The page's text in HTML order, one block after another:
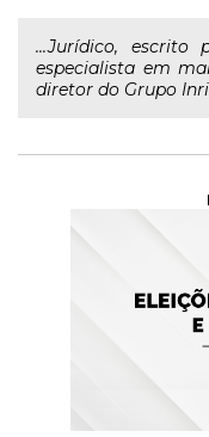
...Jurídico,
especialista em
diretor do Grupo